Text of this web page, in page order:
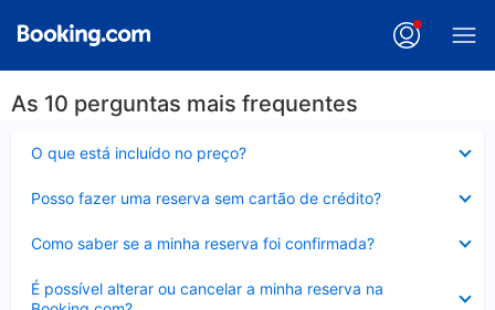
As 10 perguntas mais frequentes
O que está incluído no preço?
Posso fazer uma reserva sem cartão de crédito?
Como saber se a minha reserva foi confirmada?
É possível alterar ou cancelar a minha reserva na
Contraído